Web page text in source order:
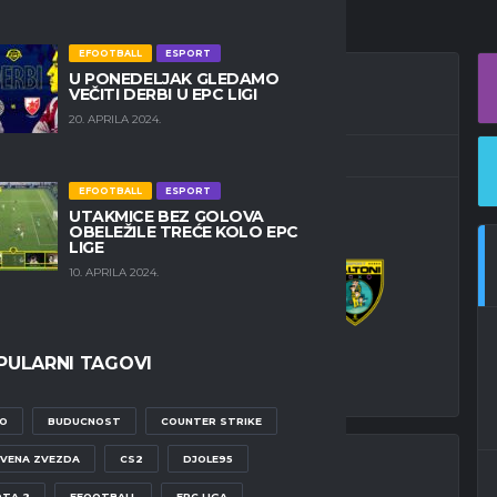
EFOOTBALL ESPORT
U PONEDELJAK GLEDAMO
VEČITI DERBI U EPC LIGI
20. APRILA 2024.
EFOOTBALL ESPORT
UTAKMICE BEZ GOLOVA
OBELEŽILE TREĆE KOLO EPC
LIGE
10. APRILA 2024.
TAGOVI
BUDUCNOST COUNTER STRIKE
ZVEZDA CS2 DJOLE95
- 1